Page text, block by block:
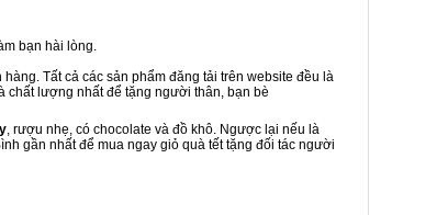
bạn hài lòng.
Tất cả các sản phẩm đăng tải trên website đều là
chất lượng nhất để tặng người thân, bạn bè
, rượu nhẹ, có chocolate và đồ khô. Ngược lại nếu là
gần nhất để mua ngay giỏ quà tết tặng đối tác người